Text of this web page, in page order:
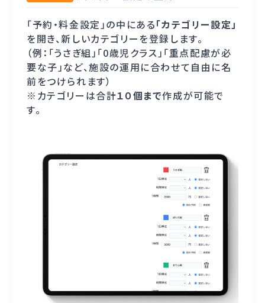
「予約・料金設定」の中にある「カテゴリー設定」
を開き、新しいカテゴリーを登録します。
（例：「うさぎ組」「0歳児クラス」「重点配慮が必
要な子」など、施設の運用に合わせて自由に名
前をつけられます）
※カテゴリーは合計１０個まで作成が可能で
す。